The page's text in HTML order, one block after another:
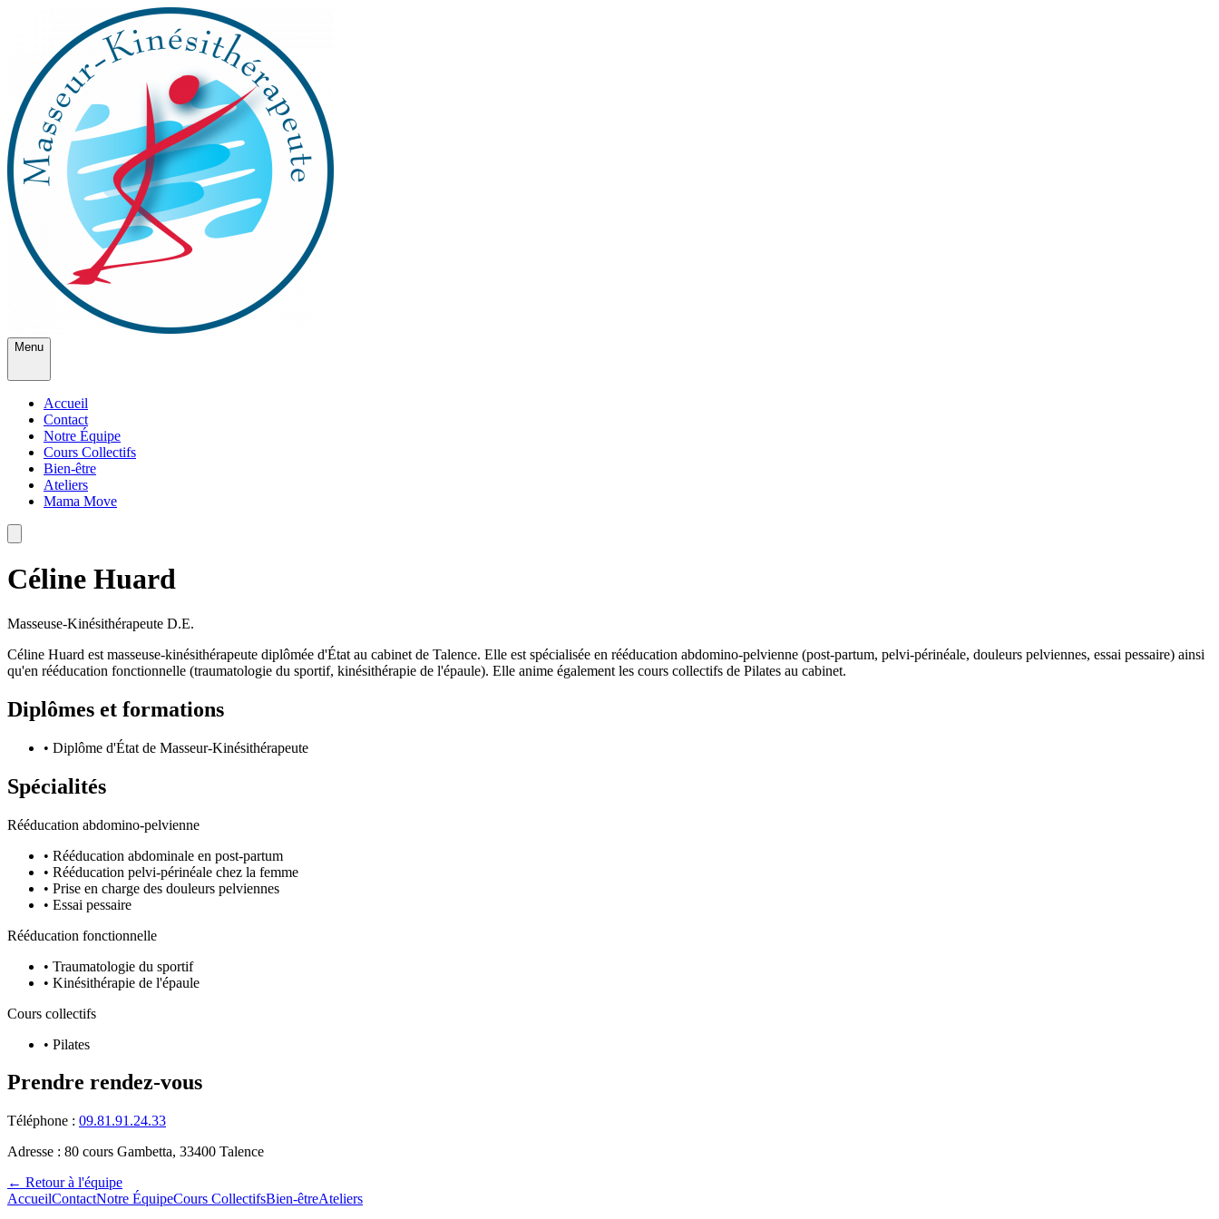
Menu
Accueil
Contact
Notre Équipe
Cours Collectifs
Bien-être
Ateliers
Mama Move
Céline Huard
Masseuse-Kinésithérapeute D.E.
Céline Huard est masseuse-kinésithérapeute diplômée d'État au cabinet de Talence. Elle est spécialisée en rééducation abdomino-pelvienne (post-partum, pelvi-périnéale, douleurs pelviennes, essai pessaire) ainsi
qu'en rééducation fonctionnelle (traumatologie du sportif, kinésithérapie de l'épaule). Elle anime également les cours collectifs de Pilates au cabinet.
Diplômes et formations
• Diplôme d'État de Masseur-Kinésithérapeute
Spécialités
Rééducation abdomino-pelvienne
• Rééducation abdominale en post-partum
• Rééducation pelvi-périnéale chez la femme
• Prise en charge des douleurs pelviennes
• Essai pessaire
Rééducation fonctionnelle
• Traumatologie du sportif
• Kinésithérapie de l'épaule
Cours collectifs
• Pilates
Prendre rendez-vous
Téléphone : 09.81.91.24.33
Adresse : 80 cours Gambetta, 33400 Talence
← Retour à l'équipe
AccueilContactNotre ÉquipeCours CollectifsBien-êtreAteliers